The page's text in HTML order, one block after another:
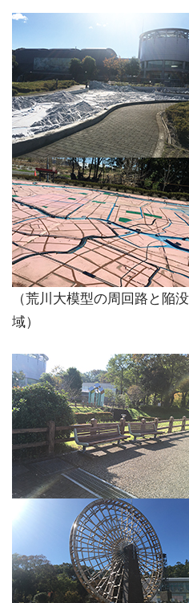
（荒川大模型の周回路と陥
域）